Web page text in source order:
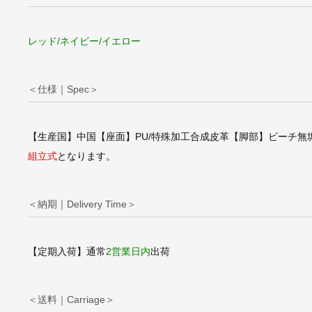
レッド/ネイビー/イエロー
＜仕様｜Spec＞
【生産国】中国【座面】PU/特殊加工合成皮革【脚部】ビーチ
組立式となります。
＜納期｜Delivery Time＞
【定期入荷】通常2営業日内出荷
＜送料｜Carriage＞
ムズ/DSWダイニン